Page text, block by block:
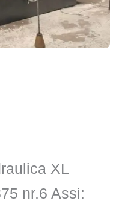
XL
nr.6 Assi: